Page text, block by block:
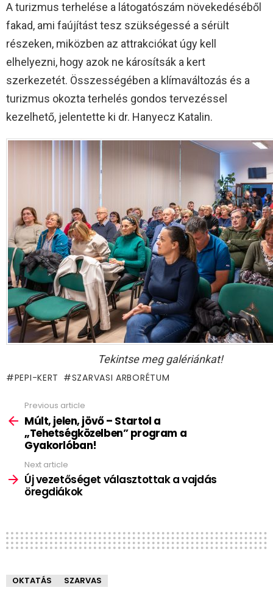
A turizmus terhelése a látogatószám növekedéséből
fakad, ami faújítást tesz szükségessé a sérült
részeken, miközben az attrakciókat úgy kell
elhelyezni, hogy azok ne károsítsák a kert
szerkezetét. Összességében a klímaváltozás és a
turizmus okozta terhelés gondos tervezéssel
kezelhető, jelentette ki dr. Hanyecz Katalin.
Tekintse meg galériánkat!
PEPI-KERT SZARVASI ARBORÉTUM
more
Previous article
Múlt, jelen, jövő – Startol a
„Tehetségközelben” program a
Gyakorlóban!
Next article
Új vezetőséget választottak a vajdás
öregdiákok
OKTATÁS SZARVAS